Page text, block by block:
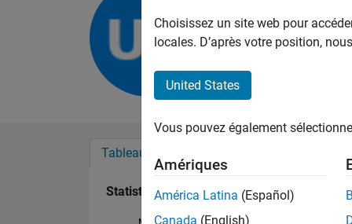
Last seen: plus de 4
Followers:0
Tableau de bord
Statistiques
Choisissez un site web pour
locales. D’après votre position,
United States
Vous pouvez également
Amériques
América Latina (Español)
Canada (English)